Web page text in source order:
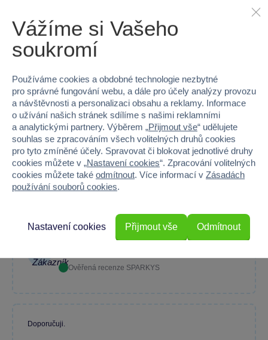
Máte zkušenost s tímto zbožím?
Ověřená recenze SPARKYS
Hra vypada, ze je dobre zpracovana a ze deti bude bavit....
Jedna se o darek pod
stromecek, takze jsme
jeste nehrali....jinak
doufam, ze dceru bude
bavit a pobavime se cela
Doporučuji.
Vážíme si Vašeho
soukromí
Používáme cookies a obdobné technologie nezbytné
pro správné fungování webu, a dále pro účely analýzy provozu
a návštěvnosti a personalizaci obsahu a reklamy. Informace
o užívání našich stránek sdílíme s našimi reklamními
a analytickými partnery. Výběrem „Přijmout vše“ udělujete
souhlas se zpracováním všech volitelných druhů cookies
pro tyto zmíněné účely. Spravovat či blokovat jednotlivé druhy
cookies můžete v „Nastavení cookies“. Zpracování volitelných
cookies můžete také odmítnout. Více informací v Zásadách
používání souborů cookies.
Odmítnout
Nastavení cookies Přijmout vše